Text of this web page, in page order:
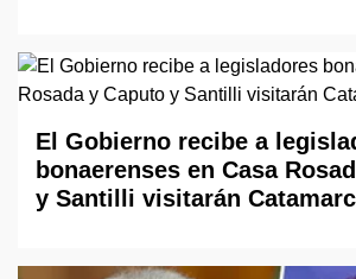
El Gobierno recibe a
bonaerenses en Casa
y Santilli visitarán